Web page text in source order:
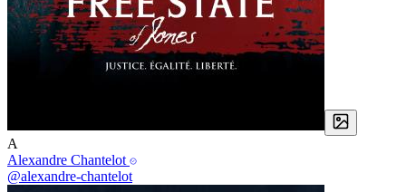
A
Alexandre Chantelot
@alexandre-chantelot